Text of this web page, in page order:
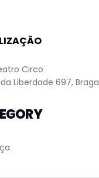
Circo
Liberdade 697, Braga